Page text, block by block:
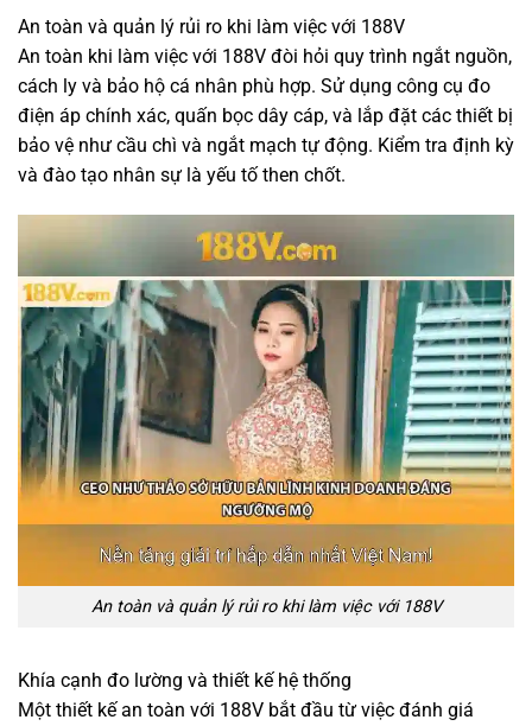
An toàn và quản lý rủi ro khi làm việc với 188V
An toàn khi làm việc với 188V đòi hỏi quy trình ngắt nguồn,
cách ly và bảo hộ cá nhân phù hợp. Sử dụng công cụ đo
điện áp chính xác, quấn bọc dây cáp, và lắp đặt các thiết bị
bảo vệ như cầu chì và ngắt mạch tự động. Kiểm tra định kỳ
và đào tạo nhân sự là yếu tố then chốt.
An toàn và quản lý rủi ro khi làm việc với 188V
Khía cạnh đo lường và thiết kế hệ thống
Một thiết kế an toàn với 188V bắt đầu từ việc đánh giá